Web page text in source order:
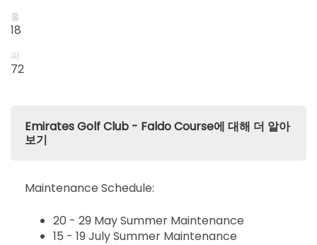
홀
18
파
72
Emirates Golf Club - Faldo Course에 대해 더 알아
보기
Maintenance Schedule:
20 - 29 May Summer Maintenance
15 - 19 July Summer Maintenance